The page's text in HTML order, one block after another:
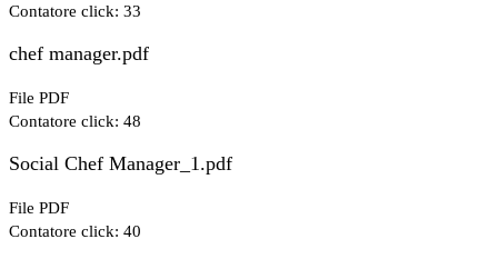
Contatore click: 33
chef manager.pdf
File PDF
Contatore click: 48
Social Chef Manager_1.pdf
File PDF
Contatore click: 40